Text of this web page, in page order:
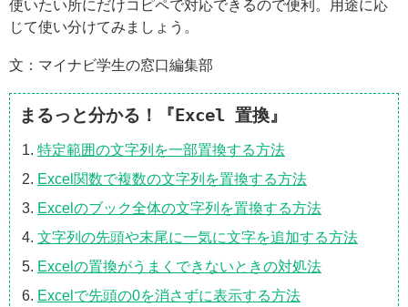
使いたい所にだけコピペで対応できるので便利。用途に応
じて使い分けてみましょう。
文：マイナビ学生の窓口編集部
まるっと分かる！『Excel 置換』
特定範囲の文字列を一部置換する方法
Excel関数で複数の文字列を置換する方法
Excelのブック全体の文字列を置換する方法
文字列の先頭や末尾に一気に文字を追加する方法
Excelの置換がうまくできないときの対処法
Excelで先頭の0を消さずに表示する方法